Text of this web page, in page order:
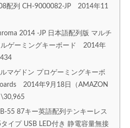
配列 CH-9000082-JP 2014年11
2014 -JP 日本語配列版 マルチ
ルゲーミングキーボード 2014年
マゲドン プロゲーミングキーボ
2014年9月18日（AMAZON
55 87キー英語配列テンキーレス
イプ USB LED付き 静電容量無接